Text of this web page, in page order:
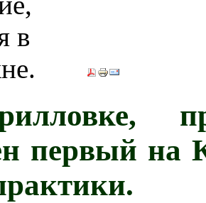
первый на